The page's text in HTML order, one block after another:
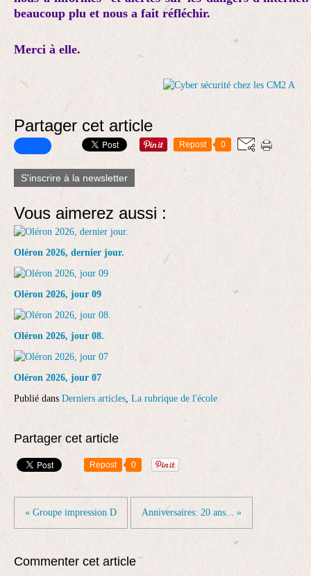
beaucoup plu et nous a fait réfléchir.
Merci à elle.
Partager cet article
Repost 0
S'inscrire à la newsletter
Vous aimerez aussi :
Oléron 2026, dernier jour.
Oléron 2026, jour 09
Oléron 2026, jour 08.
Oléron 2026, jour 07
Publié dans Derniers articles, La rubrique de l'école
Partager cet article
Repost 0
« Groupe impression D Anniversaires: 20 ans... »
Commenter cet article